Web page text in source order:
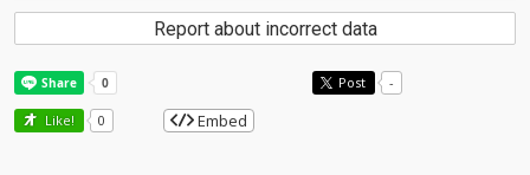
Report about incorrect data
Post -
Like! 0 Embed